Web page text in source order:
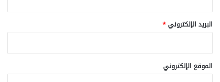
البريد الإلكتروني*
الموقع الإلكتروني